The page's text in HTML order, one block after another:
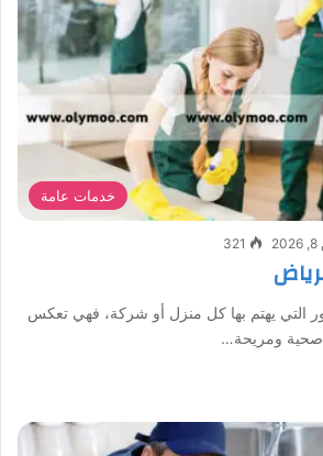
خدمات عامة
321
التي يهتم بها كل منزل أو شركة، فهي تعكس
صحية ومريحة…